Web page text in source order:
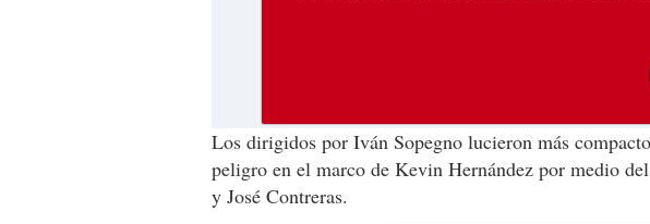
Los dirigidos por Iván Sopegno lucieron más
peligro en el marco de Kevin Hernández por medio
y José Contreras.